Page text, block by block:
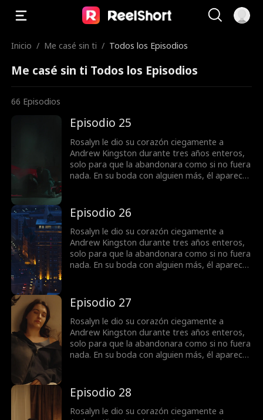
Inicio / Me casé sin ti / Todos los Episodios
Me casé sin ti Todos los Episodios
66 Episodios
Episodio 25
Rosalyn le dio su corazón ciegamente a
Andrew Kingston durante tres años enteros,
solo para que la abandonara como si no fuera
nada. En su boda con alguien más, él aparece
Episodio 26
Rosalyn le dio su corazón ciegamente a
Andrew Kingston durante tres años enteros,
solo para que la abandonara como si no fuera
nada. En su boda con alguien más, él aparece
Episodio 27
Rosalyn le dio su corazón ciegamente a
Andrew Kingston durante tres años enteros,
solo para que la abandonara como si no fuera
nada. En su boda con alguien más, él aparece
Episodio 28
Rosalyn le dio su corazón ciegamente a